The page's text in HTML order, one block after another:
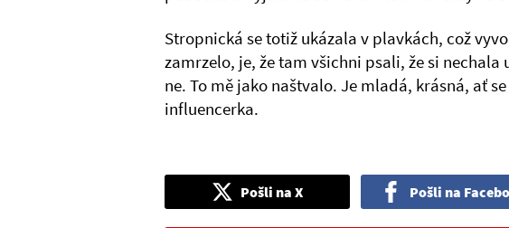
Stropnická se totiž ukázala v plavkách, což
zamrzelo, je, že tam všichni psali, že si
ne. To mě jako naštvalo. Je mladá, krásná, ať
influencerka.
Pošli na X Pošli na